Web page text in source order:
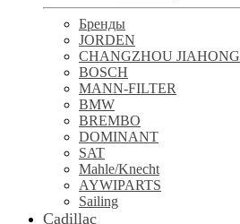
Бренды
JORDEN
CHANGZHOU
BOSCH
MANN-FILTER
BMW
BREMBO
DOMINANT
SAT
Mahle/Knecht
AYWIPARTS
Sailing
Cadillac